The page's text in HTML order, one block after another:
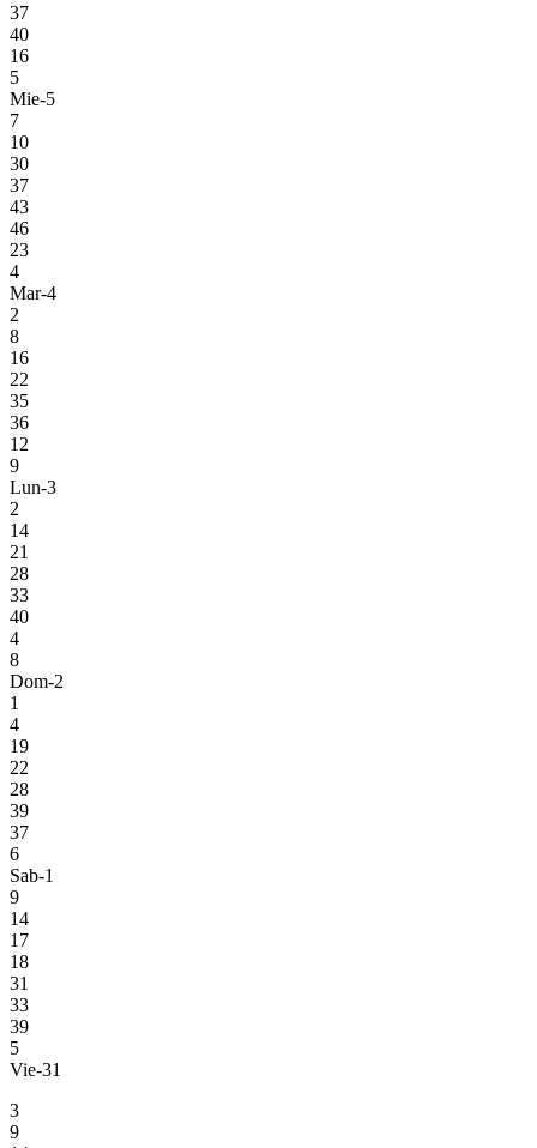
37
40
16
5
Mie-5
7
10
30
37
43
46
23
4
Mar-4
2
8
16
22
35
36
12
9
Lun-3
2
14
21
28
33
40
4
8
Dom-2
1
4
19
22
28
39
37
6
Sab-1
9
14
17
18
31
33
39
5
Vie-31
3
9